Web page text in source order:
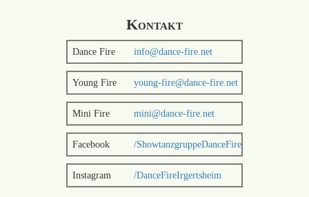
Kontakt
Dance Fire info@dance-fire.net
Young Fire young-fire@dance-fire.net
Mini Fire mini@dance-fire.net
Facebook /ShowtanzgruppeDanceFire
Instagram /DanceFireIrgertsheim